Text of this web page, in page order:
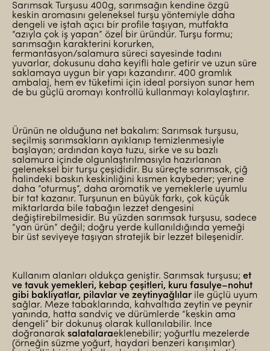
Sarımsak Turşusu 400g, sarımsağın kendine özgü
keskin aromasını geleneksel turşu yöntemiyle daha
dengeli ve iştah açıcı bir profile taşıyan, mutfakta
“azıyla çok iş yapan” özel bir üründür. Turşu formu;
sarımsağın karakterini korurken,
fermantasyon/salamura süreci sayesinde tadını
yuvarlar, dokusunu daha keyifli hale getirir ve uzun süre
saklamaya uygun bir yapı kazandırır. 400 gramlık
ambalaj, hem ev tüketimi için ideal porsiyon sunar hem
de bu güçlü aromayı kontrollü kullanmayı kolaylaştırır.
Ürünün ne olduğuna net bakalım: Sarımsak turşusu,
seçilmiş sarımsakların ayıklanıp temizlenmesiyle
başlayan; ardından kaya tuzu, sirke ve su bazlı
salamura içinde olgunlaştırılmasıyla hazırlanan
geleneksel bir turşu çeşididir. Bu süreçte sarımsak, çiğ
halindeki baskın keskinliğini kısmen kaybeder; yerine
daha “oturmuş”, daha aromatik ve yemeklerle uyumlu
bir tat kazanır. Turşunun en büyük farkı, çok küçük
miktarlarda bile tabağın lezzet dengesini
değiştirebilmesidir. Bu yüzden sarımsak turşusu, sadece
“yan ürün” değil; doğru yerde kullanıldığında yemeği
bir üst seviyeye taşıyan stratejik bir lezzet bileşenidir.
Kullanım alanları oldukça geniştir. Sarımsak turşusu; et
ve tavuk yemekleri, kebap çeşitleri, kuru fasulye–nohut
gibi bakliyatlar, pilavlar ve zeytinyağlılar ile güçlü uyum
sağlar. Meze tabaklarında, kahvaltıda zeytin ve peynir
yanında, hatta sandviç ve dürümlerde “keskin ama
dengeli” bir dokunuş olarak kullanılabilir. İnce
doğranarak salatalaraeklenebilir; yoğurtlu mezelerde
(örneğin süzme yoğurt, haydari benzeri karışımlar)